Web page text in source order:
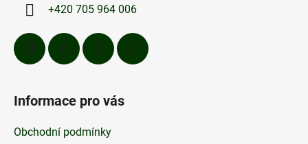
+420 705 964 006
Informace pro vás
Obchodní podmínky